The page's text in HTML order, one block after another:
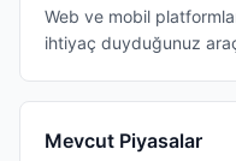
Web ve mobil
ihtiyaç duyduğunuz
Mevcut Piyasalar